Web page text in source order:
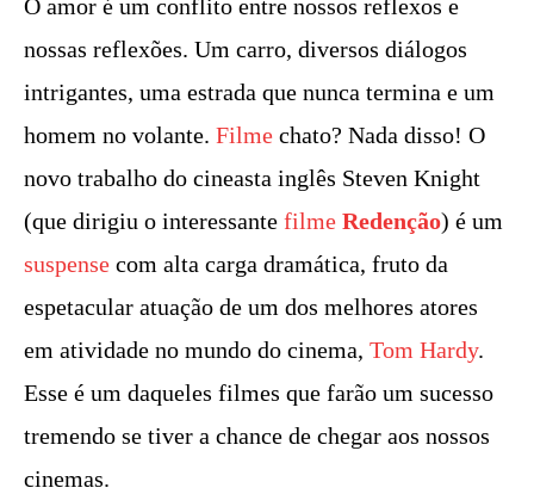
O amor é um conflito entre nossos reflexos e
nossas reflexões. Um carro, diversos diálogos
intrigantes, uma estrada que nunca termina e um
homem no volante. Filme chato? Nada disso! O
novo trabalho do cineasta inglês Steven Knight
(que dirigiu o interessante filme Redenção) é um
suspense com alta carga dramática, fruto da
espetacular atuação de um dos melhores atores
em atividade no mundo do cinema, Tom Hardy.
Esse é um daqueles filmes que farão um sucesso
tremendo se tiver a chance de chegar aos nossos
cinemas.